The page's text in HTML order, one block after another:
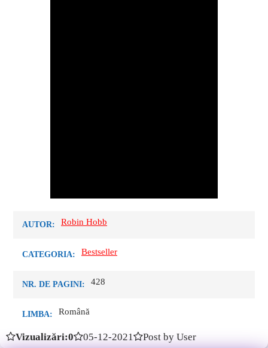
AUTOR: Robin Hobb
CATEGORIA: Bestseller
NR. DE PAGINI: 428
LIMBA: Română
Vizualizări:0 05-12-2021 Post by User